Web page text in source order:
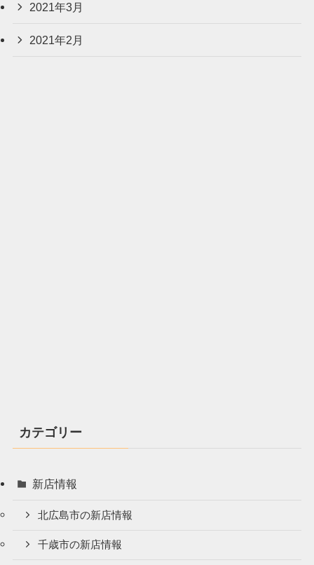
2021年3月
2021年2月
カテゴリー
新店情報
北広島市の新店情報
千歳市の新店情報